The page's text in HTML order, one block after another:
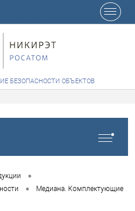
БЕЗОПАСНОСТИ ОБЪЕКТОВ
•
• Медиана. Комплектующие